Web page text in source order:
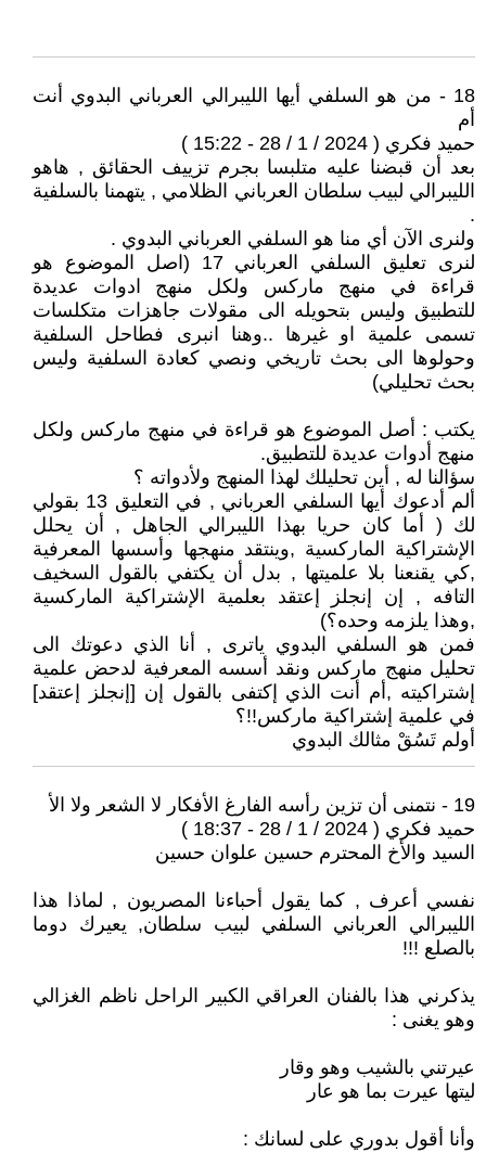
18 - من هو السلفي أيها الليبرالي العرباني البدوي أنت
أم
حميد فكري ( 2024 / 1 / 28 - 15:22 )
بعد أن قبضنا عليه متلبسا بجرم تزييف الحقائق , هاهو
الليبرالي لبيب سلطان العرباني الظلامي , يتهمنا بالسلفية
.
ولنرى الآن أي منا هو السلفي العرباني البدوي .
لنرى تعليق السلفي العرباني 17 (اصل الموضوع هو
قراءة في منهج ماركس ولكل منهج ادوات عديدة
للتطبيق وليس بتحويله الى مقولات جاهزات متكلسات
تسمى علمية او غيرها ..وهنا انبرى فطاحل السلفية
وحولوها الى بحث تاريخي ونصي كعادة السلفية وليس
بحث تحليلي)
يكتب : أصل الموضوع هو قراءة في منهج ماركس ولكل
منهج أدوات عديدة للتطبيق.
سؤالنا له , أين تحليلك لهذا المنهج ولأدواته ؟
ألم أدعوك أيها السلفي العرباني , في التعليق 13 بقولي
لك ( أما كان حريا بهذا الليبرالي الجاهل , أن يحلل
الإشتراكية الماركسية ,وينتقد منهجها وأسسها المعرفية
,كي يقنعنا بلا علميتها , بدل أن يكتفي بالقول السخيف
التافه , إن إنجلز إعتقد بعلمية الإشتراكية الماركسية
,وهذا يلزمه وحده؟)
فمن هو السلفي البدوي ياترى , أنا الذي دعوتك الى
تحليل منهج ماركس ونقد أسسه المعرفية لدحض علمية
إشتراكيته ,أم أنت الذي إكتفى بالقول إن [إنجلز إعتقد]
في علمية إشتراكية ماركس!!؟
أولم تَسُقْ مثالك البدوي
19 - نتمنى أن تزين رأسه الفارغ الأفكار لا الشعر ولا الأ
حميد فكري ( 2024 / 1 / 28 - 18:37 )
السيد والأخ المحترم حسين علوان حسين
نفسي أعرف , كما يقول أحباءنا المصريون , لماذا هذا
الليبرالي العرباني السلفي لبيب سلطان, يعيرك دوما
بالصلع !!!
يذكرني هذا بالفنان العراقي الكبير الراحل ناظم الغزالي
وهو يغنى :
عيرتني بالشيب وهو وقار
ليتها عيرت بما هو عار
وأنا أقول بدوري على لسانك :